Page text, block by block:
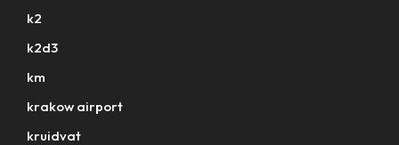
k2
k2d3
km
krakow airport
kruidvat